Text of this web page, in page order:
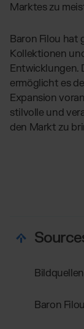
Marktes zu
Baron Filou hat
Kollektionen
Entwicklungen.
ermöglicht es
Expansion
stilvolle und
den Markt zu
Baron